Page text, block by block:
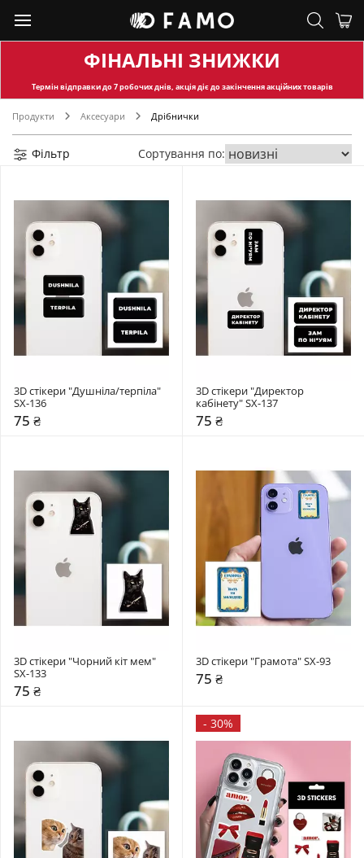
ФІНАЛЬНІ ЗНИЖКИ
Термін відправкидо 7 робочих днів, акція діє до закінчення акційних товарів
Продукти Аксесуари Дрібнички
Фільтр Сортування по:
3D стікери "Душніла/терпіла"
SX-136
75 ₴
3D стікери "Директор
кабінету" SX-137
75 ₴
3D стікери "Чорний кіт мем"
SX-133
75 ₴
3D стікери "Грамота" SX-93
75 ₴
- 30%